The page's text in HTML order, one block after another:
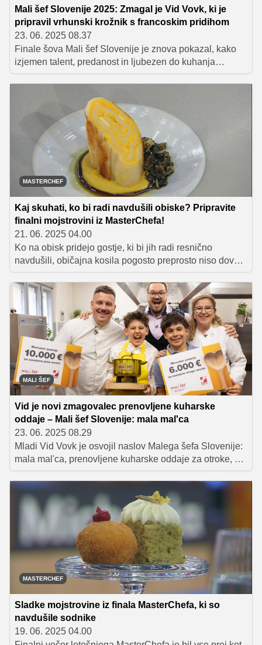
Mali šef Slovenije 2025: Zmagal je Vid Vovk, ki je
pripravil vrhunski krožnik s francoskim pridihom
23. 06. 2025 08.37
Finale šova Mali šef Slovenije je znova pokazal, kako
izjemen talent, predanost in ljubezen do kuhanja
premorejo mladi kuharji. Zmagovalec letošnje sezone je
postal 13-letni Vid Vovk, ki je navdušil s tehnično
dovršenim krožnikom in odličnimi okusi. Poleg
laskavega naziva je osvojil tudi pokal in denarno
nagrado Mercatorja v višini 10.000 EUR za svojo OŠ
Brezovica pri Ljubljani.
MASTERCHEF
Kaj skuhati, ko bi radi navdušili obiske? Pripravite
finalni mojstrovini iz MasterChefa!
21. 06. 2025 04.00
Ko na obisk pridejo gostje, ki bi jih radi resnično
navdušili, običajna kosila pogosto preprosto niso dovolj.
Včasih želimo postreči nekaj posebnega, nekaj, kar bo
navdušilo tako z videzom kot okusom – in hkrati
povedalo, da smo v kuhinji dali od sebe najboljše. Če
ne veste, kje začeti, imamo pravi odgovor: inspiracijo
poiščite kar pri finalistkah letošnjega MasterChefa.
MALI ŠEF
Vid je novi zmagovalec prenovljene kuharske
oddaje – Mali šef Slovenije: mala mal'ca
23. 06. 2025 08.29
Mladi Vid Vovk je osvojil naslov Malega šefa Slovenije:
mala mal'ca, prenovljene kuharske oddaje za otroke, ki
združuje strast do kuhanja in tekmovalni duh. Sodnika
Mojca Trnovec in Jorg Zupan sta bila navdušena nad
njegovo zrelostjo in talentom, ki ga je pokazal v kuhinji.
Preberite si, kaj je zmagovalec povedal o svojem
uspehu in načrtih s prejeto nagrado.
MASTERCHEF
Sladke mojstrovine iz finala MasterChefa, ki so
navdušile sodnike
19. 06. 2025 04.00